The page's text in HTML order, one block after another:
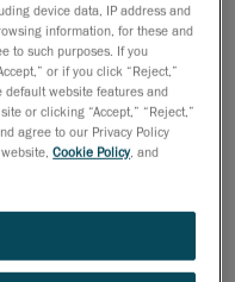
る
定技術のラインナ
ェアは、リバース
対応
―ケア・プラン
device data, IP address and
information, for these and
to such purposes. If you
or if you click “Reject,”
default website features and
or clicking “Accept,” “Reject,”
agree to our Privacy Policy
website,Cookie Policy, and